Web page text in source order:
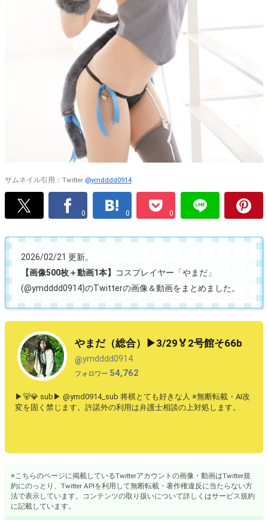
サムネイル引用：Twitter @ymdddd0914
0 0 0
2026/02/21 更新。
【画像500枚＋動画1本】
コスプレイヤー「やまだ」
(@ymdddd0914)のTwitterの画像＆動画をまとめました。
やまだ（総合）▶︎3/29🏅2号館そ66b
@ymdddd0914
フォロワー 54,762
▶︎🐻‍💎 sub▶︎ @ymd0914_sub 将棋とても好きな人 ※無断転載・AI改
変を固く禁じます。許諾外の利用は弁護士相談の上対処します。
※こちらのページに掲載しているTwitterアカウントの画像・動画はTwitter規
約にのっとり、Twitter APIを利用して無断転載・著作権違反に当たらない方
法で表示しています。コンテンツの取り扱いについて詳しくはサービス規約
に記載しています。